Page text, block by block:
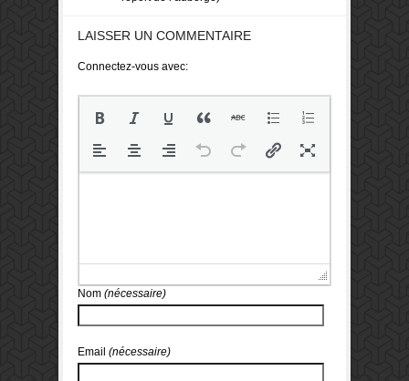
LAISSER UN COMMENTAIRE
Connectez-vous avec:
Nom (nécessaire)
Email (nécessaire)